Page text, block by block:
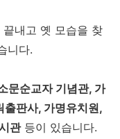
내고 옛 모습을 찾
니다.
문순교자 기념관, 가
출판사, 가명유치원,
관등이 있습니다.